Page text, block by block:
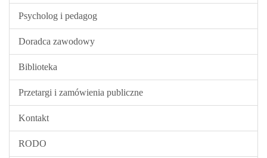
Psycholog i pedagog
Doradca zawodowy
Biblioteka
Przetargi i zamówienia publiczne
Kontakt
RODO